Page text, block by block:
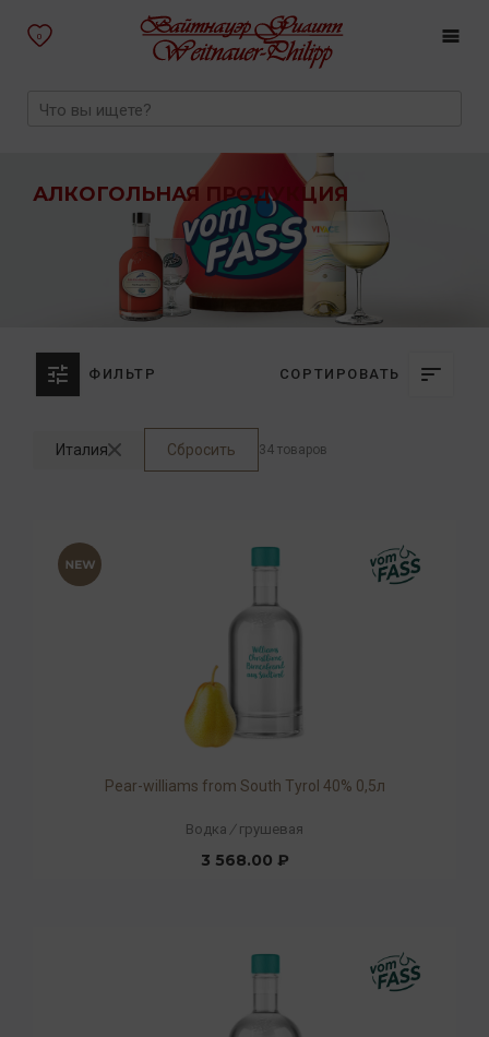
0
АЛКОГОЛЬНАЯ ПРОДУКЦИЯ
ФИЛЬТР СОРТИРОВАТЬ
Италия Сбросить 34 товаров
Pear-williams from South Tyrol 40% 0,5л
Водка / грушевая
3 568.00 ₽